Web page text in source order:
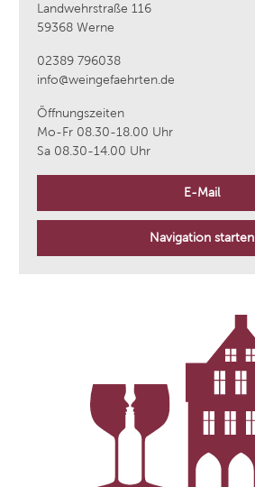
Landwehrstraße 116
59368 Werne
02389 796038
info@weingefaehrten.de
Öffnungszeiten
Mo-Fr 08.30-18.00 Uhr
Sa 08.30-14.00 Uhr
E-Mail
Navigation starten